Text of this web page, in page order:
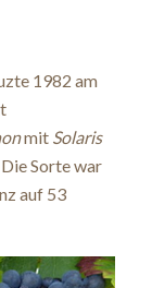
1982 am
mit Solaris
Sorte war
auf 53